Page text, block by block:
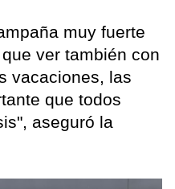
muy fuerte
ver también con
vacaciones, las
que todos
aseguró la